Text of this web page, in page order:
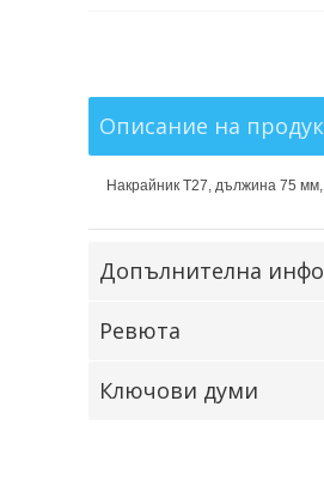
Описание на
Накрайник T27, дължина 75 мм,
Допълнителна
Ревюта
Ключови думи